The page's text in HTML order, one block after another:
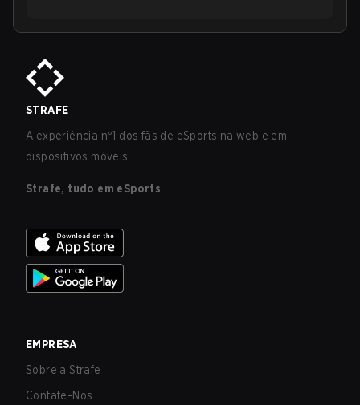
STRAFE
A experiência nº1 dos fãs de eSports na web e em
dispositivos móveis.
Strafe, tudo em eSports
EMPRESA
Sobre a Strafe
Contate-Nos